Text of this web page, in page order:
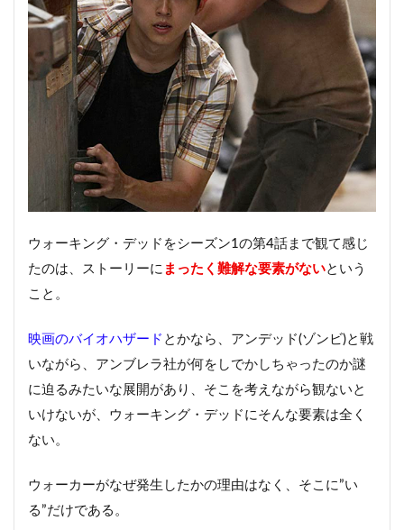
ウォーキング・デッドをシーズン1の第4話まで観て感じ
たのは、ストーリーに まったく難解な要素がないという
こと。
映画のバイオハザード とかなら、アンデッド(ゾンビ)と戦
いながら、アンブレラ社が何をしでかしちゃったのか謎
に迫るみたいな展開があり、そこを考えながら観ないと
いけないが、ウォーキング・デッドにそんな要素は全く
ない。
ウォーカーがなぜ発生したかの理由はなく、そこに”い
る”だけである。